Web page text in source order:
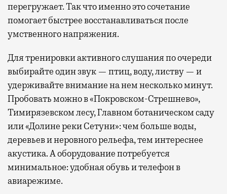
перегружает. Так что именно это сочетание
помогает быстрее восстанавливаться после
умственного напряжения.
Для тренировки активного слушания по очереди
выбирайте один звук — птиц, воду, листву — и
удерживайте внимание на нем несколько минут.
Пробовать можно в «Покровском-Стрешнево»,
Тимирязевском лесу, Главном ботаническом саду
или «Долине реки Сетуни»: чем больше воды,
деревьев и неровного рельефа, тем интереснее
акустика. А оборудование потребуется
минимальное: удобная обувь и телефон в
авиарежиме.